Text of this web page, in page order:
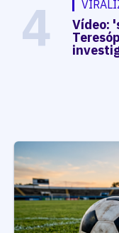
4 Vídeo: